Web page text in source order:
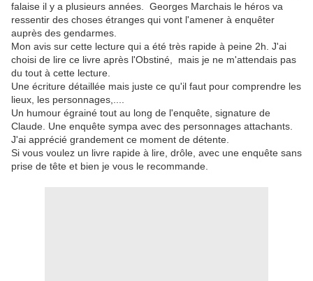
falaise il y a plusieurs années. Georges Marchais le héros va
ressentir des choses étranges qui vont l'amener à enquêter
auprès des gendarmes.
Mon avis sur cette lecture qui a été très rapide à peine 2h. J'ai
choisi de lire ce livre après l'Obstiné, mais je ne m'attendais pas
du tout à cette lecture.
Une écriture détaillée mais juste ce qu'il faut pour comprendre les
lieux, les personnages,....
Un humour égrainé tout au long de l'enquête, signature de
Claude. Une enquête sympa avec des personnages attachants.
J'ai apprécié grandement ce moment de détente.
Si vous voulez un livre rapide à lire, drôle, avec une enquête sans
prise de tête et bien je vous le recommande.